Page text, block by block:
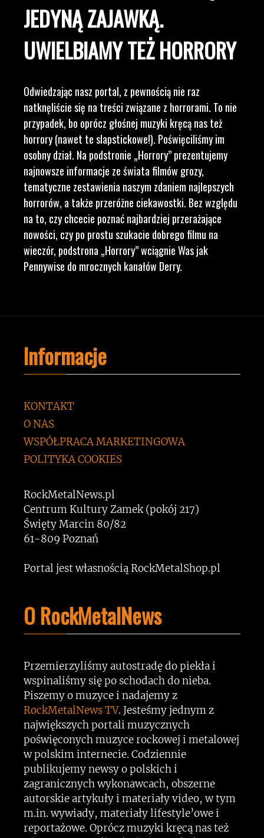
JEDYNĄ ZAJAWKĄ.
UWIELBIAMY TEŻ HORRORY
Odwiedzając nasz portal, z pewnością nie raz
natknęliście się na treści związane z horrorami. To nie
przypadek, bo oprócz głośnej muzyki kręcą nas też
horrory (nawet te slapstickowe!). Poświęciliśmy im
osobny dział. Na podstronie „Horrory” prezentujemy
najnowsze informacje ze świata filmów grozy,
tematyczne zestawienia naszym zdaniem najlepszych
horrorów, a także przeróżne ciekawostki. Bez względu
na to, czy chcecie poznać najbardziej przerażające
nowości, czy po prostu szukacie dobrego filmu na
wieczór, podstrona „Horrory” wciągnie Was jak
Pennywise do mrocznych kanałów Derry.
Informacje
KONTAKT
O NAS
WSPÓŁPRACA MARKETINGOWA
POLITYKA COOKIES
RockMetalNews.pl
Centrum Kultury Zamek (pokój 217)
Święty Marcin 80/82
61-809 Poznań
Portal jest własnością RockMetalShop.pl
O RockMetalNews
Przemierzyliśmy autostradę do piekła i
wspinaliśmy się po schodach do nieba.
Piszemy o muzyce i nadajemy z
RockMetalNews TV. Jesteśmy jednym z
największych portali muzycznych
poświęconych muzyce rockowej i metalowej
w polskim internecie. Codziennie
publikujemy newsy o polskich i
zagranicznych wykonawcach, obszerne
autorskie artykuły i materiały video, w tym
m.in. wywiady, materiały lifestyle’owe i
reportażowe. Oprócz muzyki kręcą nas też